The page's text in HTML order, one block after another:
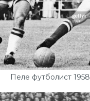
Пеле футболист 1958